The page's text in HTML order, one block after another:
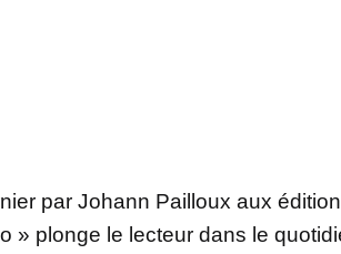
par Johann Pailloux aux
» plonge le lecteur dans le